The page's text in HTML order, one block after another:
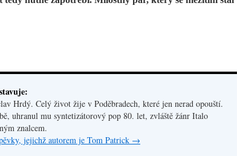
Hrdý. Celý život žije v Poděbradech, které jen nerad opouští.
uhranul mu syntetizátorový pop 80. let, zvláště žánr Italo
znalcem.
jejichž autorem je Tom Patrick →